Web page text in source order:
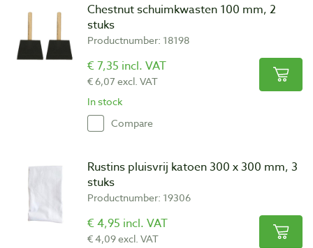
Chestnut schuimkwasten 100 mm, 2
stuks
Productnumber: 18198
€ 7,35 incl. VAT
€ 6,07 excl. VAT
In stock
Compare
Rustins pluisvrij katoen 300 x 300 mm, 3
stuks
Productnumber: 19306
€ 4,95 incl. VAT
€ 4,09 excl. VAT